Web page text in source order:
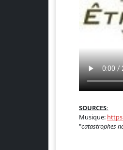
SOURCES:
Musique:
"catastrophes